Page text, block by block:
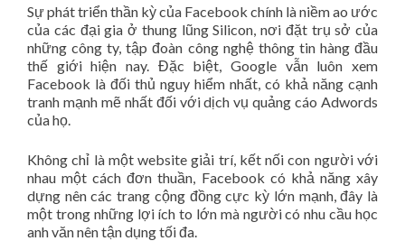
Sự phát triển thần kỳ của Facebook chính là niềm ao ước
của các đại gia ở thung lũng Silicon, nơi đặt trụ sở của
những công ty, tập đoàn công nghệ thông tin hàng đầu
thế giới hiện nay. Đặc biệt, Google vẫn luôn xem
Facebook là đối thủ nguy hiểm nhất, có khả năng cạnh
tranh mạnh mẽ nhất đối với dịch vụ quảng cáo Adwords
của họ.
Không chỉ là một website giải trí, kết nối con người với
nhau một cách đơn thuần, Facebook có khả năng xây
dựng nên các trang cộng đồng cực kỳ lớn mạnh, đây là
một trong những lợi ích to lớn mà người có nhu cầu học
anh văn nên tận dụng tối đa.